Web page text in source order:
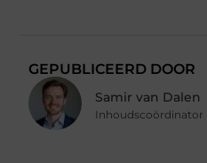
GEPUBLICEERD DOOR
Samir van Dalen
Inhoudscoördinator